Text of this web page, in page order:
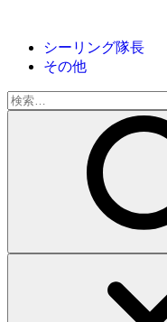
シーリング隊長
その他
検
索: